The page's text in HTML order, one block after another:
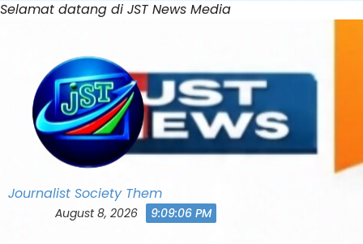
Selamat datang di JST News MediaSkip
Journalist Society Them
August 8, 2026 9:09:10 PM